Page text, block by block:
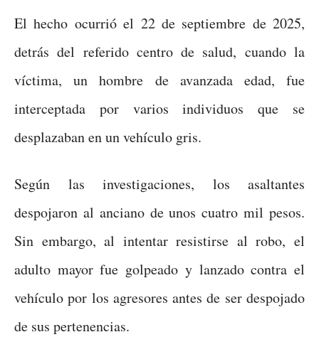
El hecho ocurrió el 22 de septiembre de 2025,
detrás del referido centro de salud, cuando la
víctima, un hombre de avanzada edad, fue
interceptada por varios individuos que se
desplazaban en un vehículo gris.
Según las investigaciones, los asaltantes
despojaron al anciano de unos cuatro mil pesos.
Sin embargo, al intentar resistirse al robo, el
adulto mayor fue golpeado y lanzado contra el
vehículo por los agresores antes de ser despojado
de sus pertenencias.